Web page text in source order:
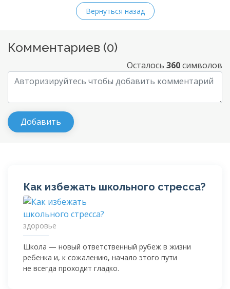
Вернуться назад
Комментариев (0)
Осталось 360символов
Как избежать школьного стресса?
здоровье
Школа — новый ответственный рубеж в жизни
ребенка и, к сожалению, начало этого пути
не всегда проходит гладко.